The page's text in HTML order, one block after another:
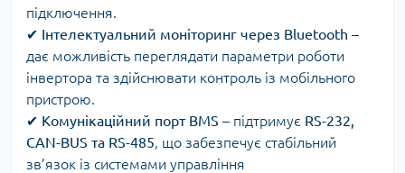
підключення.
✔ Інтелектуальний моніторинг через Bluetooth –
дає можливість переглядати параметри роботи
інвертора та здійснювати контроль із мобільного
пристрою.
✔ Комунікаційний порт BMS – підтримує RS-232,
CAN-BUS та RS-485 , що забезпечує стабільний
зв’язок із системами управління